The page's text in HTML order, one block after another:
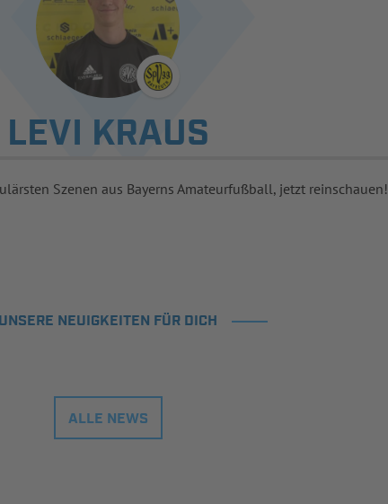
LEVI KRAUS
Szenen aus Bayerns Amateurfußball, jetzt reinschauen!
UNSERE NEUIGKEITEN FÜR DICH
ALLE NEWS